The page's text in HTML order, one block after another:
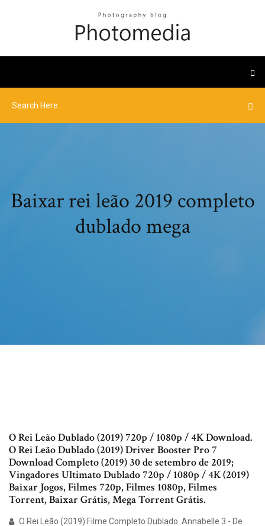
Baixar rei leão 2019 completo
dublado mega
O Rei Leão Dublado (2019) 720p / 1080p / 4K Download.
O Rei Leão Dublado (2019) Driver Booster Pro 7
Download Completo (2019) 30 de setembro de 2019;
Vingadores Ultimato Dublado 720p / 1080p / 4K (2019)
Baixar Jogos, Filmes 720p, Filmes 1080p, Filmes
Torrent, Baixar Grátis, Mega Torrent Grátis.
O Rei Leão (2019) Filme Completo Dublado. Annabelle 3 - De